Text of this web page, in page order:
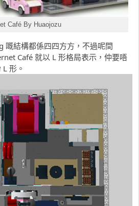
Café By Huaojozu
結構都係四四方方，不過呢間
Café 就以 L 形格局表示，仲要唔
形。